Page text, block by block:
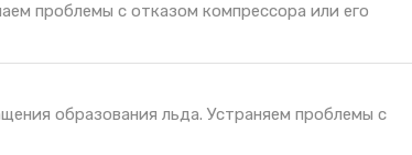
проблемы с отказом компрессора или его
образования льда. Устраняем проблемы с